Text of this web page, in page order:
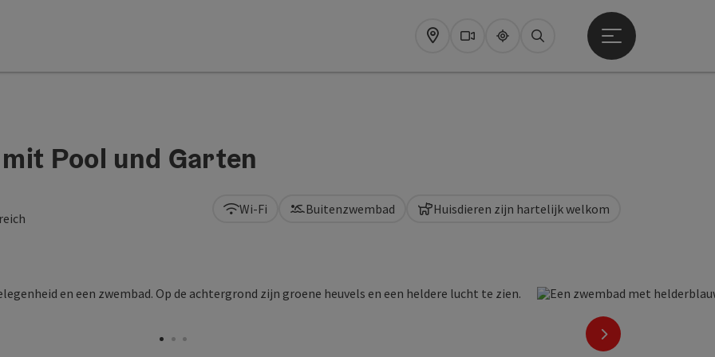
Map WebcamsUpperguide
Zoeken
Startmenu openen
Pool und Garten
nächstes Element
Wi-Fi Buitenzwembad Huisdieren zijn hartelijk welkom